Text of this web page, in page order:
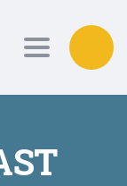
Toggle